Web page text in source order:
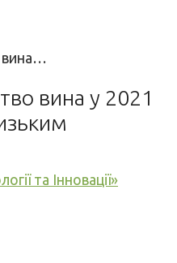
вина…
вина у 2021
та Інновації»